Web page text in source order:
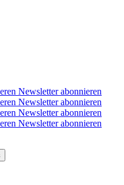
Newsletter abonnieren
Newsletter abonnieren
Newsletter abonnieren
Newsletter abonnieren